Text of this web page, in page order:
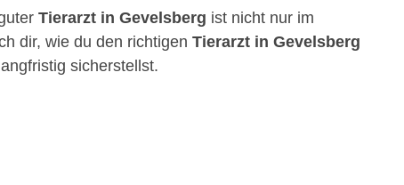
Tierarzt in Gevelsberg ist nicht nur im
dir, wie du den richtigen Tierarzt in Gevelsberg
sicherstellst.